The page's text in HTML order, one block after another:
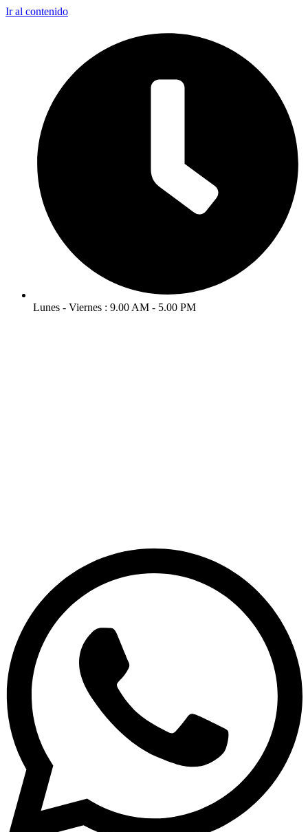
Ir al contenido
Lunes - Viernes : 9.00 AM - 5.00 PM